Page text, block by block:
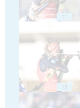
11
13